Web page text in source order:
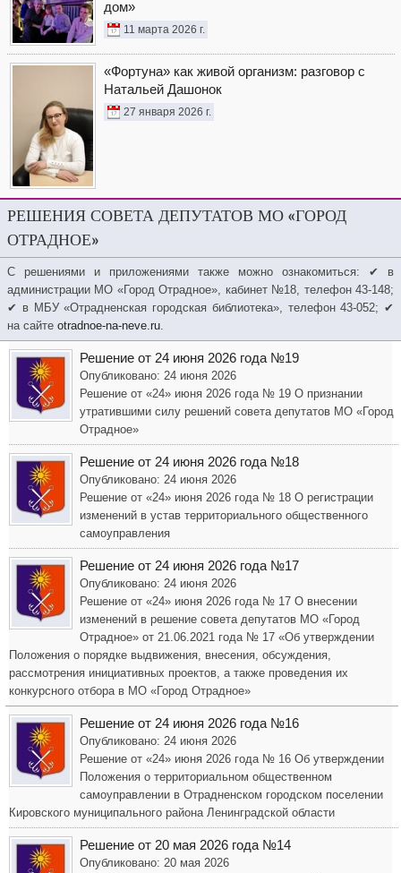
дом»
11 марта 2026 г.
«Фортуна» как живой организм: разговор с
Натальей Дашонок
27 января 2026 г.
РЕШЕНИЯ СОВЕТА ДЕПУТАТОВ МО «ГОРОД
ОТРАДНОЕ»
С решениями и приложениями также можно ознакомиться: ✔ в
администрации МО «Город Отрадное», кабинет №18, телефон 43-148;
✔ в МБУ «Отрадненская городская библиотека», телефон 43-052; ✔
на сайте otradnoe-na-neve.ru.
Решение от 24 июня 2026 года №19
Опубликовано: 24 июня 2026
Решение от «24» июня 2026 года № 19 О признании
утратившими силу решений совета депутатов МО «Город
Отрадное»
Решение от 24 июня 2026 года №18
Опубликовано: 24 июня 2026
Решение от «24» июня 2026 года № 18 О регистрации
изменений в устав территориального общественного
самоуправления
Решение от 24 июня 2026 года №17
Опубликовано: 24 июня 2026
Решение от «24» июня 2026 года № 17 О внесении
изменений в решение совета депутатов МО «Город
Отрадное» от 21.06.2021 года № 17 «Об утверждении
Положения о порядке выдвижения, внесения, обсуждения,
рассмотрения инициативных проектов, а также проведения их
конкурсного отбора в МО «Город Отрадное»
Решение от 24 июня 2026 года №16
Опубликовано: 24 июня 2026
Решение от «24» июня 2026 года № 16 Об утверждении
Положения о территориальном общественном
самоуправлении в Отрадненском городском поселении
Кировского муниципального района Ленинградской области
Решение от 20 мая 2026 года №14
Опубликовано: 20 мая 2026